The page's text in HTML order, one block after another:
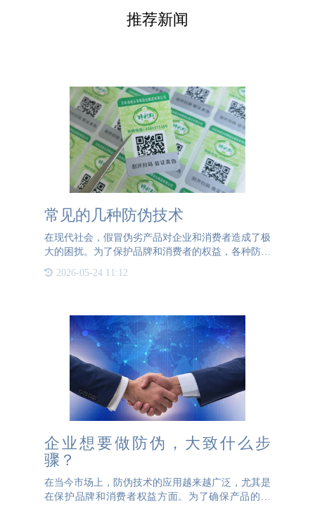
推荐新闻
常见的几种防伪技术
在现代社会，假冒伪劣产品对企业和消费者造成了极
大的困扰。为了保护品牌和消费者的权益，各种防伪
1、二维码防伪二维码是最常用的防伪手段之一。通
2026-05-24 11:12
企业想要做防伪，大致什么步
骤？
在当今市场上，防伪技术的应用越来越广泛，尤其是
在保护品牌和消费者权益方面。为了确保产品的真